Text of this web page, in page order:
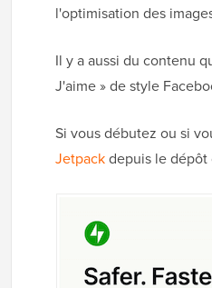
l'optimisation des
Il y a aussi du contenu
J'aime » de style
Si vous débutez ou si
Jetpackdepuis le dépôt